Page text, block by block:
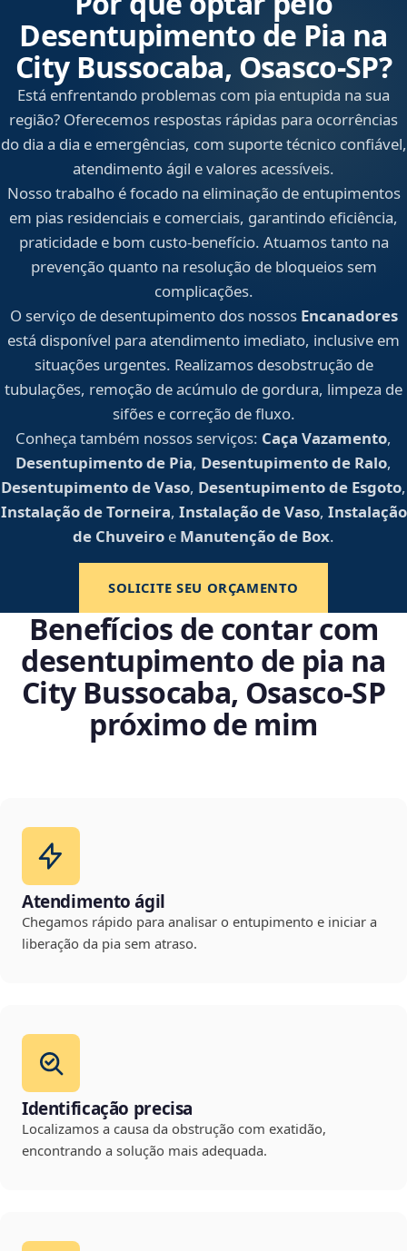
Desentupimento de Pia na
City Bussocaba, Osasco‑SP?
Está enfrentando problemas com pia entupida na sua
região? Oferecemos respostas rápidas para ocorrências
do dia a dia e emergências, com suporte técnico confiável,
atendimento ágil e valores acessíveis.
Nosso trabalho é focado na eliminação de entupimentos
em pias residenciais e comerciais, garantindo eficiência,
praticidade e bom custo-benefício. Atuamos tanto na
prevenção quanto na resolução de bloqueios sem
complicações.
O serviço de desentupimento dos nossos Encanadores
está disponível para atendimento imediato, inclusive em
situações urgentes. Realizamos desobstrução de
tubulações, remoção de acúmulo de gordura, limpeza de
sifões e correção de fluxo.
Conheça também nossos serviços: Caça Vazamento,
Desentupimento de Pia, Desentupimento de Ralo,
Desentupimento de Vaso, Desentupimento de Esgoto,
Instalação de Torneira, Instalação de Vaso, Instalação
de Chuveiro e Manutenção de Box.
SOLICITE SEU ORÇAMENTO
Benefícios de contar com
desentupimento de pia na
City Bussocaba, Osasco‑SP
próximo de mim
Atendimento ágil
Chegamos rápido para analisar o entupimento e iniciar a
liberação da pia sem atraso.
Identificação precisa
Localizamos a causa da obstrução com exatidão,
encontrando a solução mais adequada.